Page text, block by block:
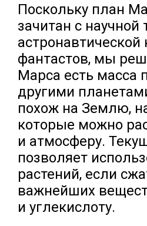
Поскольку план
зачитан с
фантастов, мы
Марса есть масса
другими
похож на Землю,
которые можно
и атмосферу.
позволяет
растений, если
важнейших
и углекислоту.